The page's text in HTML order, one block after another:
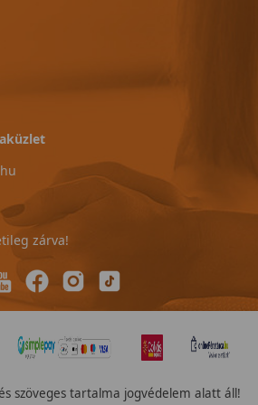
zárva!
szöveges tartalma jogvédelem alatt áll!